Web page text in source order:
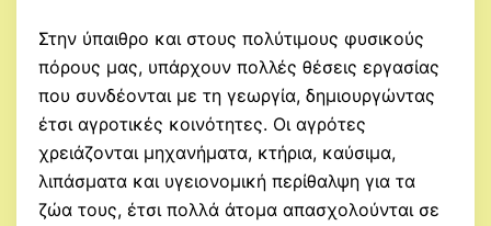
Στην ύπαιθρο και στους πολύτιμους φυσικούς
πόρους μας, υπάρχουν πολλές θέσεις εργασίας
που συνδέονται με τη γεωργία, δημιουργώντας
έτσι αγροτικές κοινότητες. Οι αγρότες
χρειάζονται μηχανήματα, κτήρια, καύσιμα,
λιπάσματα και υγειονομική περίθαλψη για τα
ζώα τους, έτσι πολλά άτομα απασχολούνται σε